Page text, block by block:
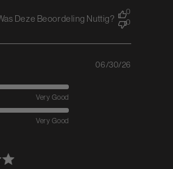
Deze Beoordeling Nuttig?
0
0
Very Good
Very Good
06/30/26